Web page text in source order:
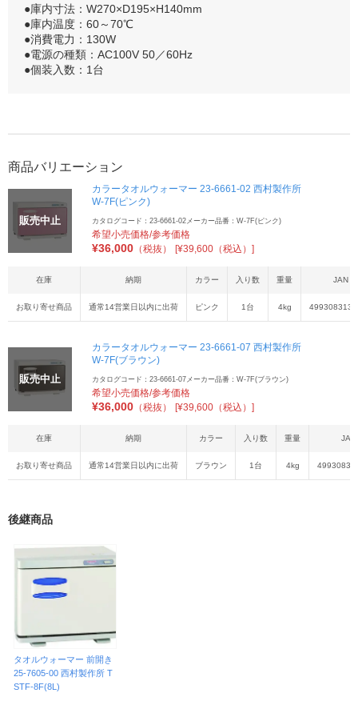
●庫内寸法：W270×D195×H140mm
●庫内温度：60～70℃
●消費電力：130W
●電源の種類：AC100V 50／60Hz
●個装入数：1台
商品バリエーション
販売中止
カラータオルウォーマー 23-6661-02 西村製作所
W-7F(ピンク)
カタログコード：23-6661-02メーカー品番：W-7F(ピンク)
希望小売価格/参考価格
¥36,000 （税抜） [¥39,600（税込）]
在庫 納期 カラー 入り数 重量 JAN
お取り寄せ商品 通常14営業日以内に出荷 ピンク 1台 4kg
販売中止
カラータオルウォーマー 23-6661-07 西村製作所
W-7F(ブラウン)
カタログコード：23-6661-07メーカー品番：W-7F(ブラウン)
希望小売価格/参考価格
¥36,000 （税抜） [¥39,600（税込）]
在庫 納期 カラー 入り数 重量 JAN
お取り寄せ商品 通常14営業日以内に出荷 ブラウン 1台 4kg
後継商品
タオルウォーマー 前開き
25-7605-00 西村製作所 T
STF-8F(8L)